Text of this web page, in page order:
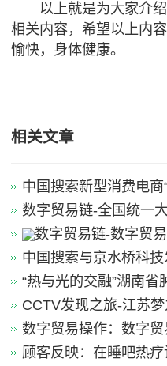
以上就是为大家介
相关内容，希望以上内
愉快，身体健康。
相关文章
中国搜索新型消费电商
数字贸易链-全国统一
数字贸易链-数字贸易
中国搜索与京水桥科
“热与光的交融”湖南
CCTV发现之旅-江苏
们》
数字贸易操作：数字
导
顾客反映：在睡吧热疗